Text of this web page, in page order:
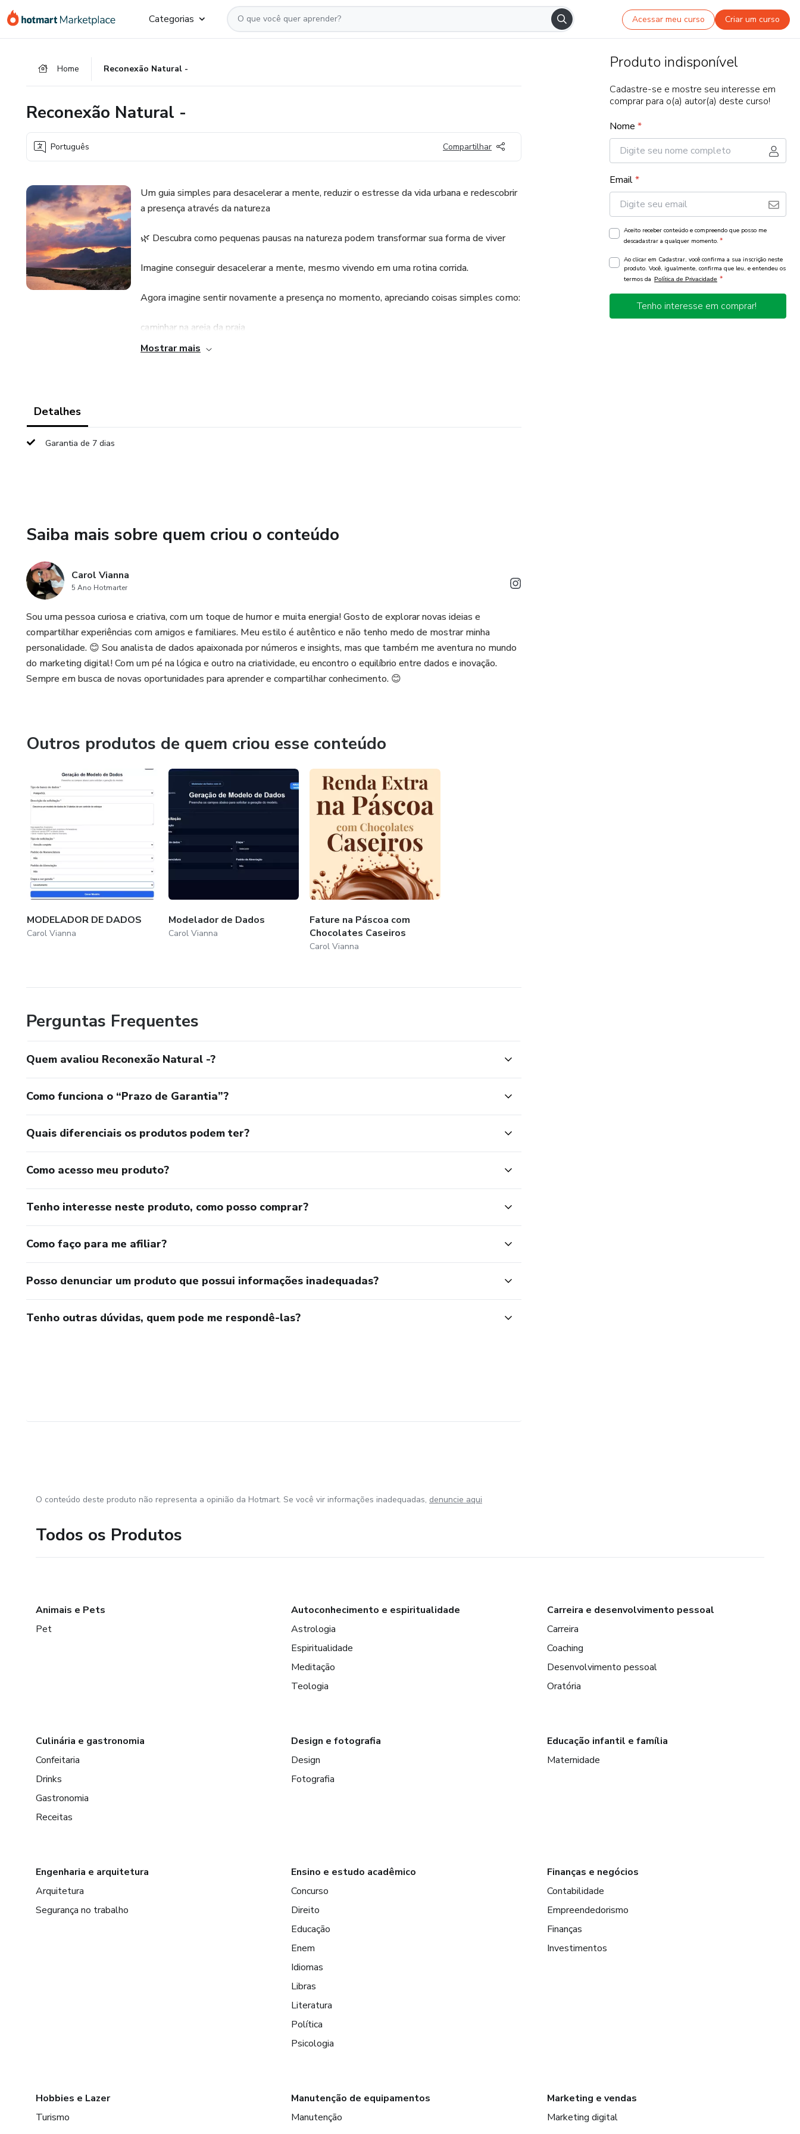
para
para
para
Categorias Acessar meu curso Criar um curso
Home Reconexão Natural -
Reconexão Natural -
Português Compartilhar
Um guia simples para desacelerar a mente, reduzir o estresse da vida urbana e redescobrir
a presença através da natureza
🌿 Descubra como pequenas pausas na natureza podem transformar sua forma de viver
Imagine conseguir desacelerar a mente, mesmo vivendo em uma rotina corrida.
Agora imagine sentir novamente a presença no momento, apreciando coisas simples como:
caminhar na areia da praia
Mostrar mais
Detalhes
Garantia de 7 dias
Saiba mais sobre quem criou o conteúdo
Carol Vianna
5 Ano Hotmarter
Sou uma pessoa curiosa e criativa, com um toque de humor e muita energia! Gosto de explorar novas ideias e
compartilhar experiências com amigos e familiares. Meu estilo é autêntico e não tenho medo de mostrar minha
personalidade. 😊 Sou analista de dados apaixonada por números e insights, mas que também me aventura no mundo
do marketing digital! Com um pé na lógica e outro na criatividade, eu encontro o equilíbrio entre dados e inovação.
Sempre em busca de novas oportunidades para aprender e compartilhar conhecimento. 😊
Outros produtos de quem criou esse conteúdo
MODELADOR DE DADOS
Carol Vianna
Modelador de Dados
Carol Vianna
Fature na Páscoa com
Chocolates Caseiros
Carol Vianna
Perguntas Frequentes
Quem avaliou Reconexão Natural -?
Como funciona o “Prazo de Garantia”?
Quais diferenciais os produtos podem ter?
Como acesso meu produto?
Tenho interesse neste produto, como posso comprar?
Como faço para me afiliar?
Posso denunciar um produto que possui informações inadequadas?
Tenho outras dúvidas, quem pode me respondê-las?
Produto indisponível
Cadastre-se e mostre seu interesse em
comprar para o(a) autor(a) deste curso!
Nome *
Email*
Aceito receber conteúdo e compreendo que posso me
descadastrar a qualquer momento. *
Ao clicar em Cadastrar, você confirma a sua inscrição neste
produto. Você, igualmente, confirma que leu, e entendeu os
termos da Política de Privacidade *
Tenho interesse em comprar!
O conteúdo deste produto não representa a opinião da Hotmart. Se você vir informações inadequadas, denuncie aqui
Todos os Produtos
Animais e Pets
Pet
Autoconhecimento e espiritualidade
Astrologia
Espiritualidade
Meditação
Teologia
Carreira e desenvolvimento pessoal
Carreira
Coaching
Desenvolvimento pessoal
Oratória
Culinária e gastronomia
Confeitaria
Drinks
Gastronomia
Receitas
Design e fotografia
Design
Fotografia
Educação infantil e família
Maternidade
Engenharia e arquitetura
Arquitetura
Segurança no trabalho
Ensino e estudo acadêmico
Concurso
Direito
Educação
Enem
Idiomas
Libras
Literatura
Política
Psicologia
Finanças e negócios
Contabilidade
Empreendedorismo
Finanças
Investimentos
Hobbies e Lazer
Turismo
Manutenção de equipamentos
Manutenção
Marketing e vendas
Marketing digital